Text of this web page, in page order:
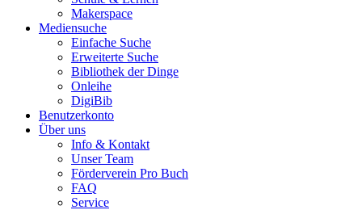
Makerspace
Mediensuche
Einfache Suche
Erweiterte Suche
Bibliothek der Dinge
Onleihe
DigiBib
Benutzerkonto
Über uns
Info & Kontakt
Unser Team
Förderverein Pro Buch
FAQ
Service